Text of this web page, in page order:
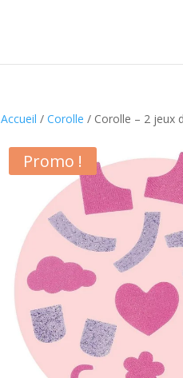
Accueil / Corolle / Corolle – 2 jeux
Promo !